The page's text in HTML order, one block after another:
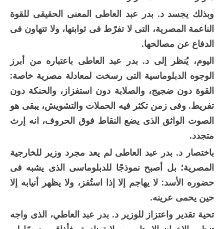
وبذلك يجسد د. بدر عبد العاطى المعنى الحقيقى للقوة
الناعمة المصرية، التى لا تفرّط فى ثوابتها، ولا تتهاون فى
الدفاع عن مصالحها.
اليوم، يُنظر إلى د. بدر عبد العاطى باعتباره من أبرز
الوجوه الدبلوماسية التى رسخت لمعادلة مصرية خاصة:
القوة دون ضجيج، والصلابة دون استفزاز، والحنكة دون
تفريط. وفى زمن تكثر فيه الحملات والتشويش، يبقى هو
الصوت الواثق الذى يضع النقاط فوق الحروف، انه إرث
متجدد.
باختصار د. بدر عبد العاطى لم يعد مجرد وزير للخارجية
المصرية؛ بل أصبح نموذجًا للدبلوماسى الذى يشبه فى
حضوره الأسد: لا يهاجم إلا إذا استُفز، ولا يظهر أنيابه إلا
حين يحمى عرينه.
تحية تقدير واعتزاز للوزير د. بدر عبد العاطي، الذى واجه